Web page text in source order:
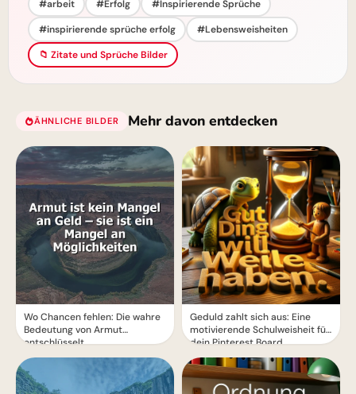
#arbeit #Erfolg
#Inspirierende Sprüche
#inspirierende sprüche erfolg
#Lebensweisheiten
📁 Zitate und Sprüche Bilder
ÄHNLICHE BILDER Mehr davon entdecken
Wo Chancen fehlen: Die wahre
Bedeutung von Armut
entschlüsselt
Geduld zahlt sich aus: Eine
motivierende Schulweisheit für
dein Pinterest Board